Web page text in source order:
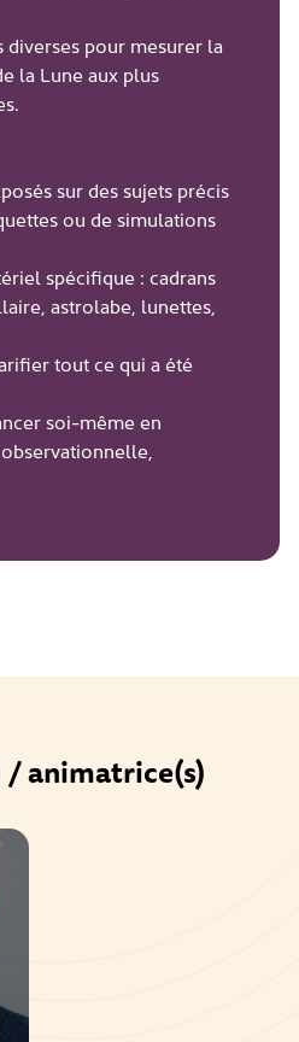
pour mesurer la
la Lune aux plus
sur des sujets précis
ou de simulations
spécifique : cadrans
astrolabe, lunettes,
tout ce qui a été
soi-même en
/ animatrice(s)